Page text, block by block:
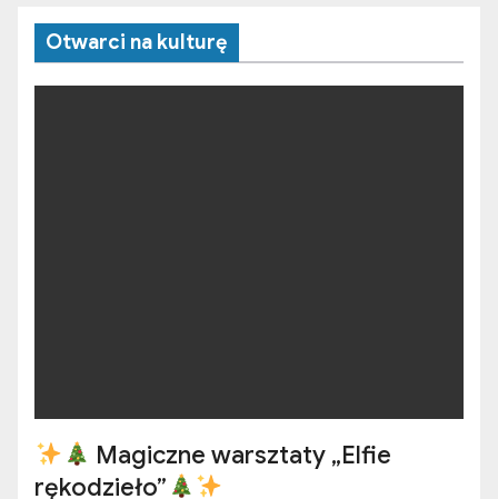
Otwarci na kulturę
Magiczne warsztaty „Elfie
rękodzieło”